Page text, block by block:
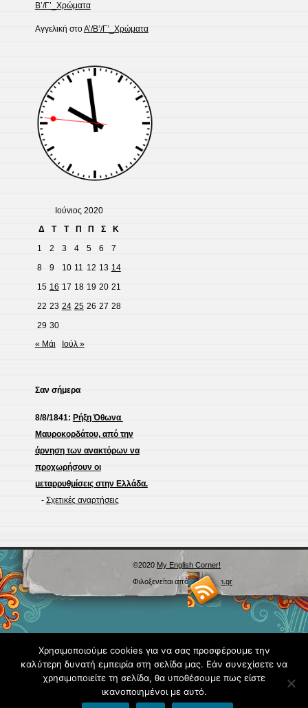
Β’/Γ’_Χρώματα
Αγγελική στοΑ’/Β’/Γ’_Χρώματα
Ιούνιος 2020
Δ
Τ Τ Π Π Σ
Κ
1
2 3 4 5 6
7
8
9 10 11 12 13 14
15 16 17 18 19 20 21
22 23 24 25 26 27 28
29 30
« Μάι
Ιούλ »
Σαν σήμερα
8/8/1841: Ρήξη Όθωνα 
Μαυροκορδάτου, από την
άρνηση των ανακτόρων να
προχωρήσουν οι
μεταρρυθμίσεις στην Ελλάδα.
- Σχετικές αναρτήσεις
©2020 My English Corner!
Φιλοξενείται απόBlogs.sch.gr
Χρησιμοποιούμε cookies για να σας προσφέρουμε την
καλύτερη δυνατή εμπειρία στη σελίδα μας. Εάν συνεχίσετε να
χρησιμοποιείτε τη σελίδα, θα υποθέσουμε πως είστε
ικανοποιημένοι με αυτό.